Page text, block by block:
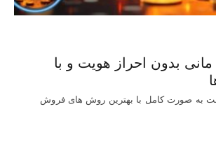
بدون احراز هویت و با
به صورت کامل با بهترین روش‌ های فروش